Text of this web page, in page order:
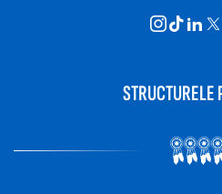
STRUCTURELE